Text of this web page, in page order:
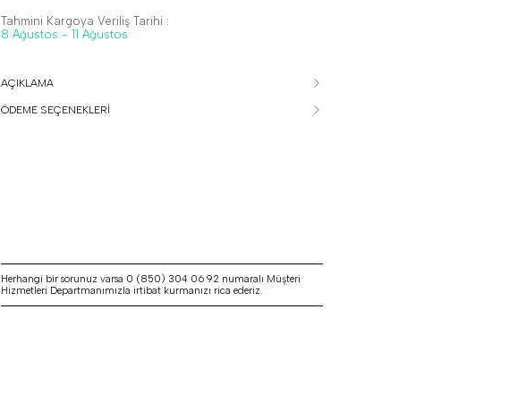
Tahmini Kargoya Veriliş Tarihi :
8 Ağustos - 11 Ağustos
AÇIKLAMA
ÖDEME SEÇENEKLERİ
Herhangi bir sorunuz varsa 0 (850) 304 06 92 numaralı Müşteri
Hizmetleri Departmanımızla irtibat kurmanızı rica ederiz.